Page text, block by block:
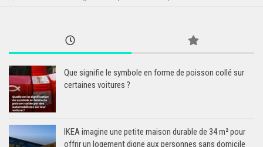
Que signifie le symbole en forme de poisson collé sur
certaines voitures ?
IKEA imagine une petite maison durable de 34 m² pour
offrir un logement digne aux personnes sans domicile